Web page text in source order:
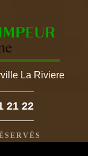
La Riviere
21 22